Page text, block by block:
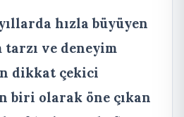
hızla büyüyen
tarzı ve deneyim
dikkat çekici
biri olarak öne çıkan